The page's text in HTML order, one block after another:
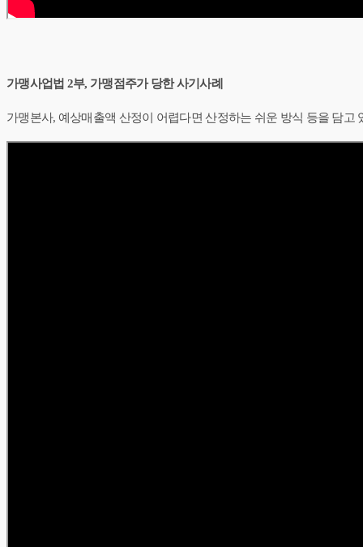
가맹사업법 2부, 가맹점주가 당한 사기사례
가맹본사, 예상매출액 산정이 어렵다면 산정하는 쉬운 방식 등을 담고